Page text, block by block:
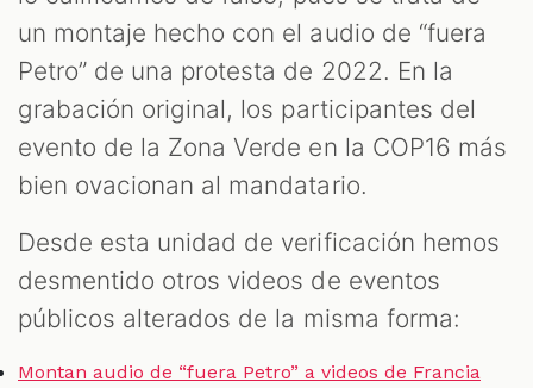
un montaje hecho con el audio de “fuera
Petro” de una protesta de 2022. En la
grabación original, los participantes del
evento de la Zona Verde en la COP16 más
bien ovacionan al mandatario.
Desde esta unidad de verificación hemos
desmentido otros videos de eventos
públicos alterados de la misma forma:
Montan audio de “fuera Petro” a videos de Francia